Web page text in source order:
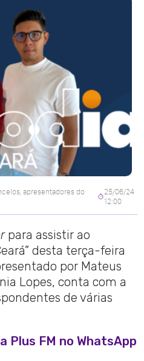
apresentadores do
25/06/24
12:00
para assistir ao
desta terça-feira
por Mateus
Lopes, conta com a
de várias
Plus FM no WhatsApp